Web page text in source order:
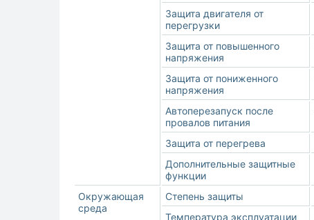
Защита двигателя от
перегрузки
Защита от повышенного
напряжения
Защита от пониженного
напряжения
Автоперезапуск после
провалов питания
Защита от перегрева
Дополнительные защитные
функции
Окружающая
среда
Степень защиты
Температура эксплуатации